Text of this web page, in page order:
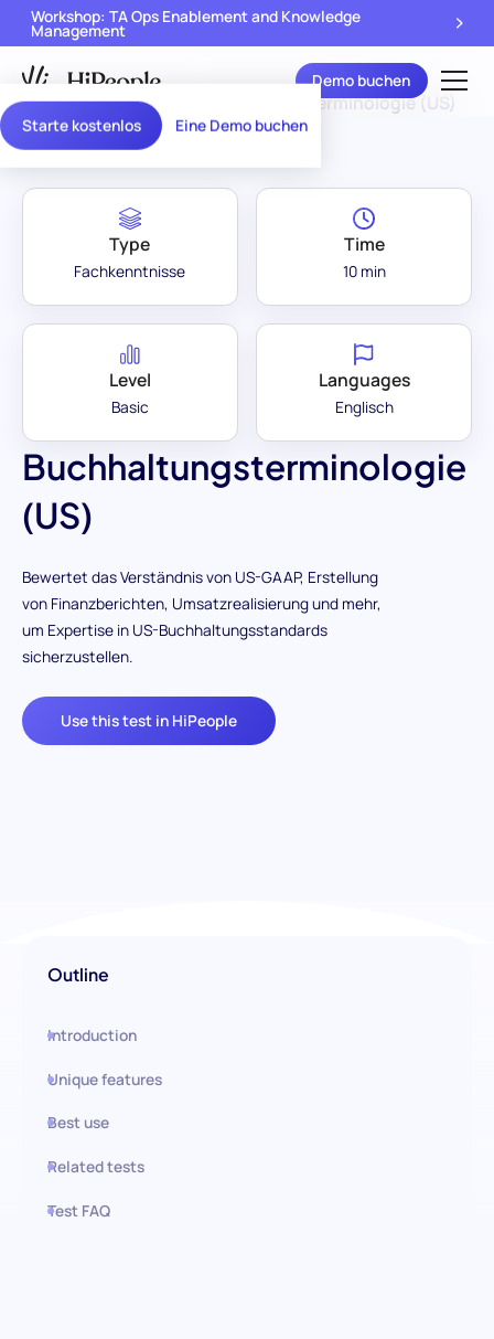
Starte kostenlos Eine Demo buchen
Workshop: TA Ops Enablement and Knowledge
Management
Demo buchen
Assessment Library Buchhaltungsterminologie (US)
Buchhaltungsterminologie
(US)
Bewertet das Verständnis von US-GAAP, Erstellung
von Finanzberichten, Umsatzrealisierung und mehr,
um Expertise in US-Buchhaltungsstandards
sicherzustellen.
Use this test in HiPeople
Type
Fachkenntnisse
Time
10 min
Level
Basic
Languages
Englisch
Outline
Introduction
Unique features
Best use
Related tests
Test FAQ